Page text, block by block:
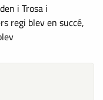
i Trosa i
regi blev en succé,